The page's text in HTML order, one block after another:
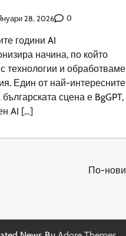
28, 2026 0
години AI
начина, по който
технологии и обработваме
Един от най-интересните
сцена е BgGPT,
AI […]
По-нови